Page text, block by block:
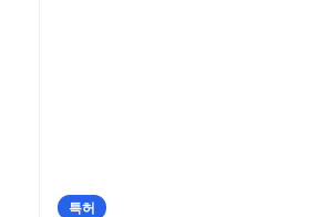
특허